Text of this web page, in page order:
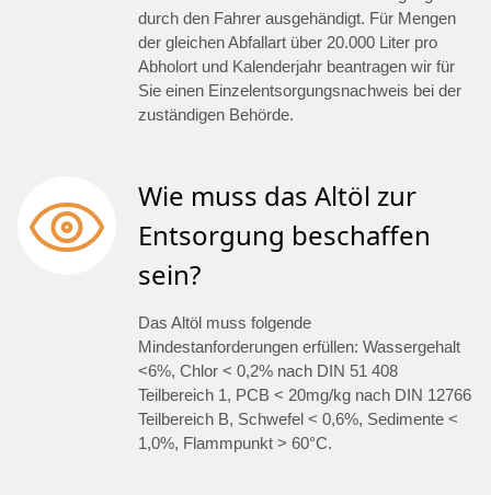
durch den Fahrer ausgehändigt. Für Mengen
der gleichen Abfallart über 20.000 Liter pro
Abholort und Kalenderjahr beantragen wir für
Sie einen Einzelentsorgungsnachweis bei der
zuständigen Behörde.
Wie muss das Altöl zur
Entsorgung beschaffen
sein?
Das Altöl muss folgende
Mindestanforderungen erfüllen: Wassergehalt
<6%, Chlor < 0,2% nach DIN 51 408
Teilbereich 1, PCB < 20mg/kg nach DIN 12766
Teilbereich B, Schwefel < 0,6%, Sedimente <
1,0%, Flammpunkt > 60°C.